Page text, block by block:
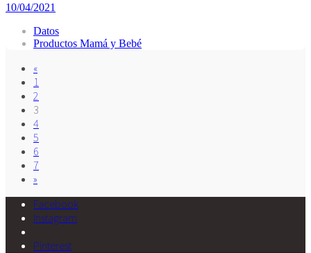
10/04/2021
Datos
Productos Mamá y Bebé
«
1
2
3
4
5
6
7
»
Facebook
Instagram
Pinterest